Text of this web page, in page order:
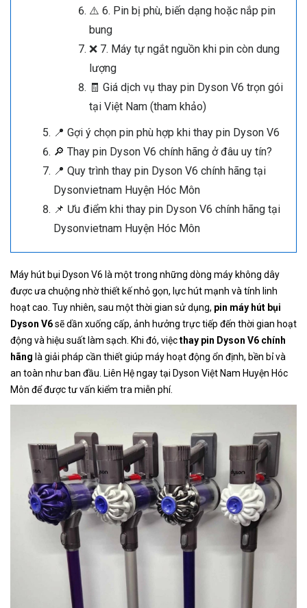
⚠️ 6. Pin bị phù, biến dạng hoặc nắp pin
bung
❌ 7. Máy tự ngắt nguồn khi pin còn dung
lượng
🧾 Giá dịch vụ thay pin Dyson V6 trọn gói
tại Việt Nam (tham khảo)
📍 Gợi ý chọn pin phù hợp khi thay pin Dyson V6
🔎 Thay pin Dyson V6 chính hãng ở đâu uy tín?
📍 Quy trình thay pin Dyson V6 chính hãng tại
Dysonvietnam Huyện Hóc Môn
📌 Ưu điểm khi thay pin Dyson V6 chính hãng tại
Dysonvietnam Huyện Hóc Môn
Máy hút bụi Dyson V6 là một trong những dòng máy không dây
được ưa chuộng nhờ thiết kế nhỏ gọn, lực hút mạnh và tính linh
hoạt cao. Tuy nhiên, sau một thời gian sử dụng, pin máy hút bụi
Dyson V6sẽ dần xuống cấp, ảnh hưởng trực tiếp đến thời gian hoạt
động và hiệu suất làm sạch. Khi đó, việcthay pin Dyson V6 chính
hãng là giải pháp cần thiết giúp máy hoạt động ổn định, bền bỉ và
an toàn như ban đầu. Liên Hệ ngay tại Dyson Việt Nam Huyện Hóc
Môn để được tư vấn kiểm tra miễn phí.